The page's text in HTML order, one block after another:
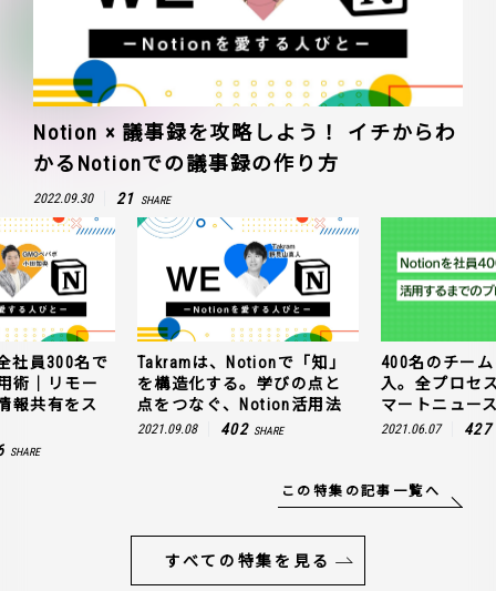
Notion × 議事録を攻略しよう！ イチからわ
かるNotionでの議事録の作り方
2022.09.30 21 SHARE
社員300名で
術｜リモー
報共有をス
SHARE
Takramは、Notionで「知」
を構造化する。学びの点と
点をつなぐ、Notion活用法
2021.09.08 402 SHARE
400名のチー
入。全プロセ
マートニュー
2021.06.07 427
この特集の記事一覧へ
すべての特集を見る